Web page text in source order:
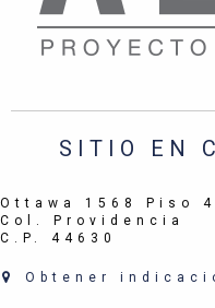
SITIO EN
Ottawa 1568 Piso
Col. Providencia
C.P. 44630
Obtener